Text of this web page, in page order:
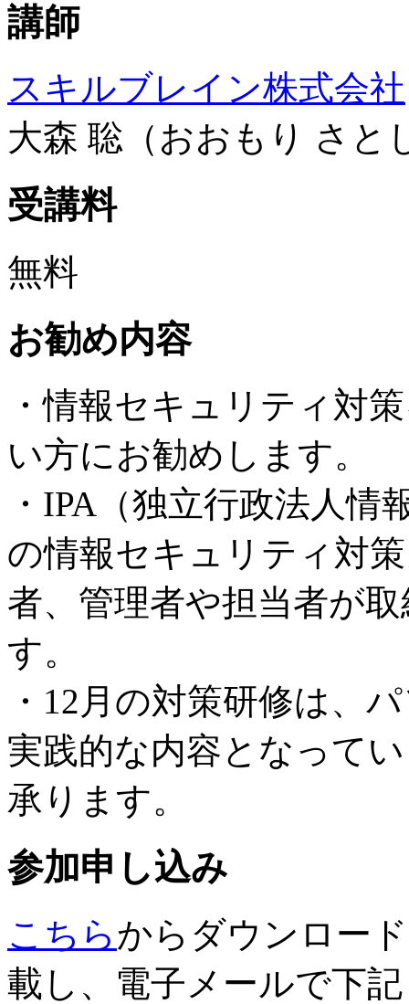
講師
スキルブレイン株式会社
大森 聡（おおもり さと
受講料
無料
お勧め内容
・情報セキュリティ対
い方にお勧めします。
・IPA（独立行政法人情
の情報セキュリティ対
者、管理者や担当者が
す。
・12月の対策研修は、
実践的な内容となって
承ります。
参加申し込み
こちらからダウンロー
載し、電子メールで下